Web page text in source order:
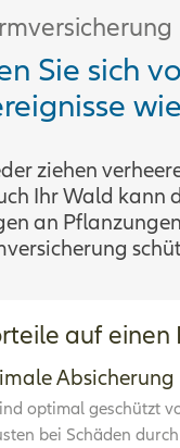
Sie sich
ziehen
Ihr Wald kann
an
auf einen
Absicherung
optimal geschützt
bei Schäden